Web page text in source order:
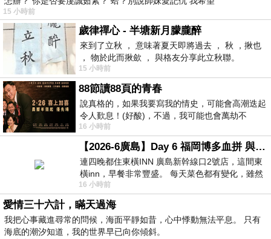
15 小時前
歲律禪心 - 半塘新月朦朧醉
來到了立秋 ， 意味著夏天即將過去 ， 秋 ，揪也
， 物於此而揪歛 ， 與格友分享此立秋聯。
15 小時前
88節讀88頁的青春
說真格的，如果我要寫我的情史，可能會高潮迭起
令人歎息！(好酸)，不過，我可能也會萬劫不
復...，每天跪鍵盤還是被判了花心的罪
16 小時前
【2026-6廣島】Day 6 福岡博多血拼 與機場接送少年司機深夜對談
連四晚都住東橫INN 廣島新幹線口2號店，這間東
橫inn，早餐非常豐盛。 每天菜色都有變化，雖然
看到工作人員拿出料理包加熱，但
16 小時前
愛情三十六計，瞞天過海
我把心事藏進尋常的問候，海面平靜如昔，心中悸動無法平息。 只有
海底的潮汐知道，我的世界早已向你傾斜。